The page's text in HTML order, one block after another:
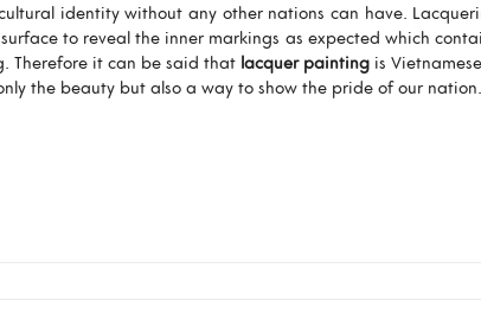
identity without any other nations can have.
to reveal the inner markings as expected which
Therefore it can be said that lacquer painting is
the beauty but also a way to show the pride of our nation.